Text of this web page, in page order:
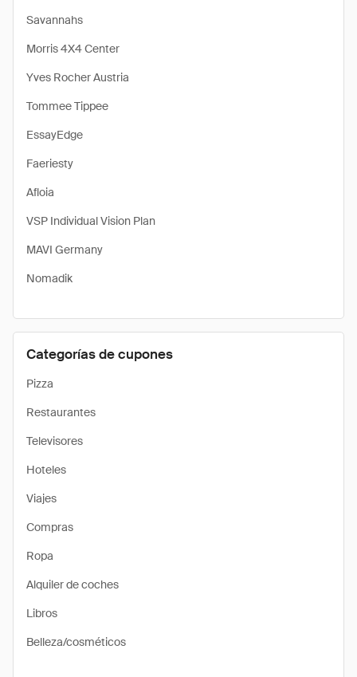
Savannahs
Morris 4X4 Center
Yves Rocher Austria
Tommee Tippee
EssayEdge
Faeriesty
Afloia
VSP Individual Vision Plan
MAVI Germany
Nomadik
Categorías de cupones
Pizza
Restaurantes
Televisores
Hoteles
Viajes
Compras
Ropa
Alquiler de coches
Libros
Belleza/cosméticos